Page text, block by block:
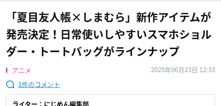
「夏目友人帳×しまむら」新作アイテムが
発売決定！日常使いしやすいスマホショル
ダー・トートバッグがラインナップ
アニメ
2025年06月23日 12:33
1
ライター：にじめん編集部